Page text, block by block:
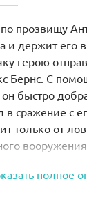
прозвищу
и держит его
герою
Бернс. С
быстро
в сражение с
только от
Лего 70172
полное